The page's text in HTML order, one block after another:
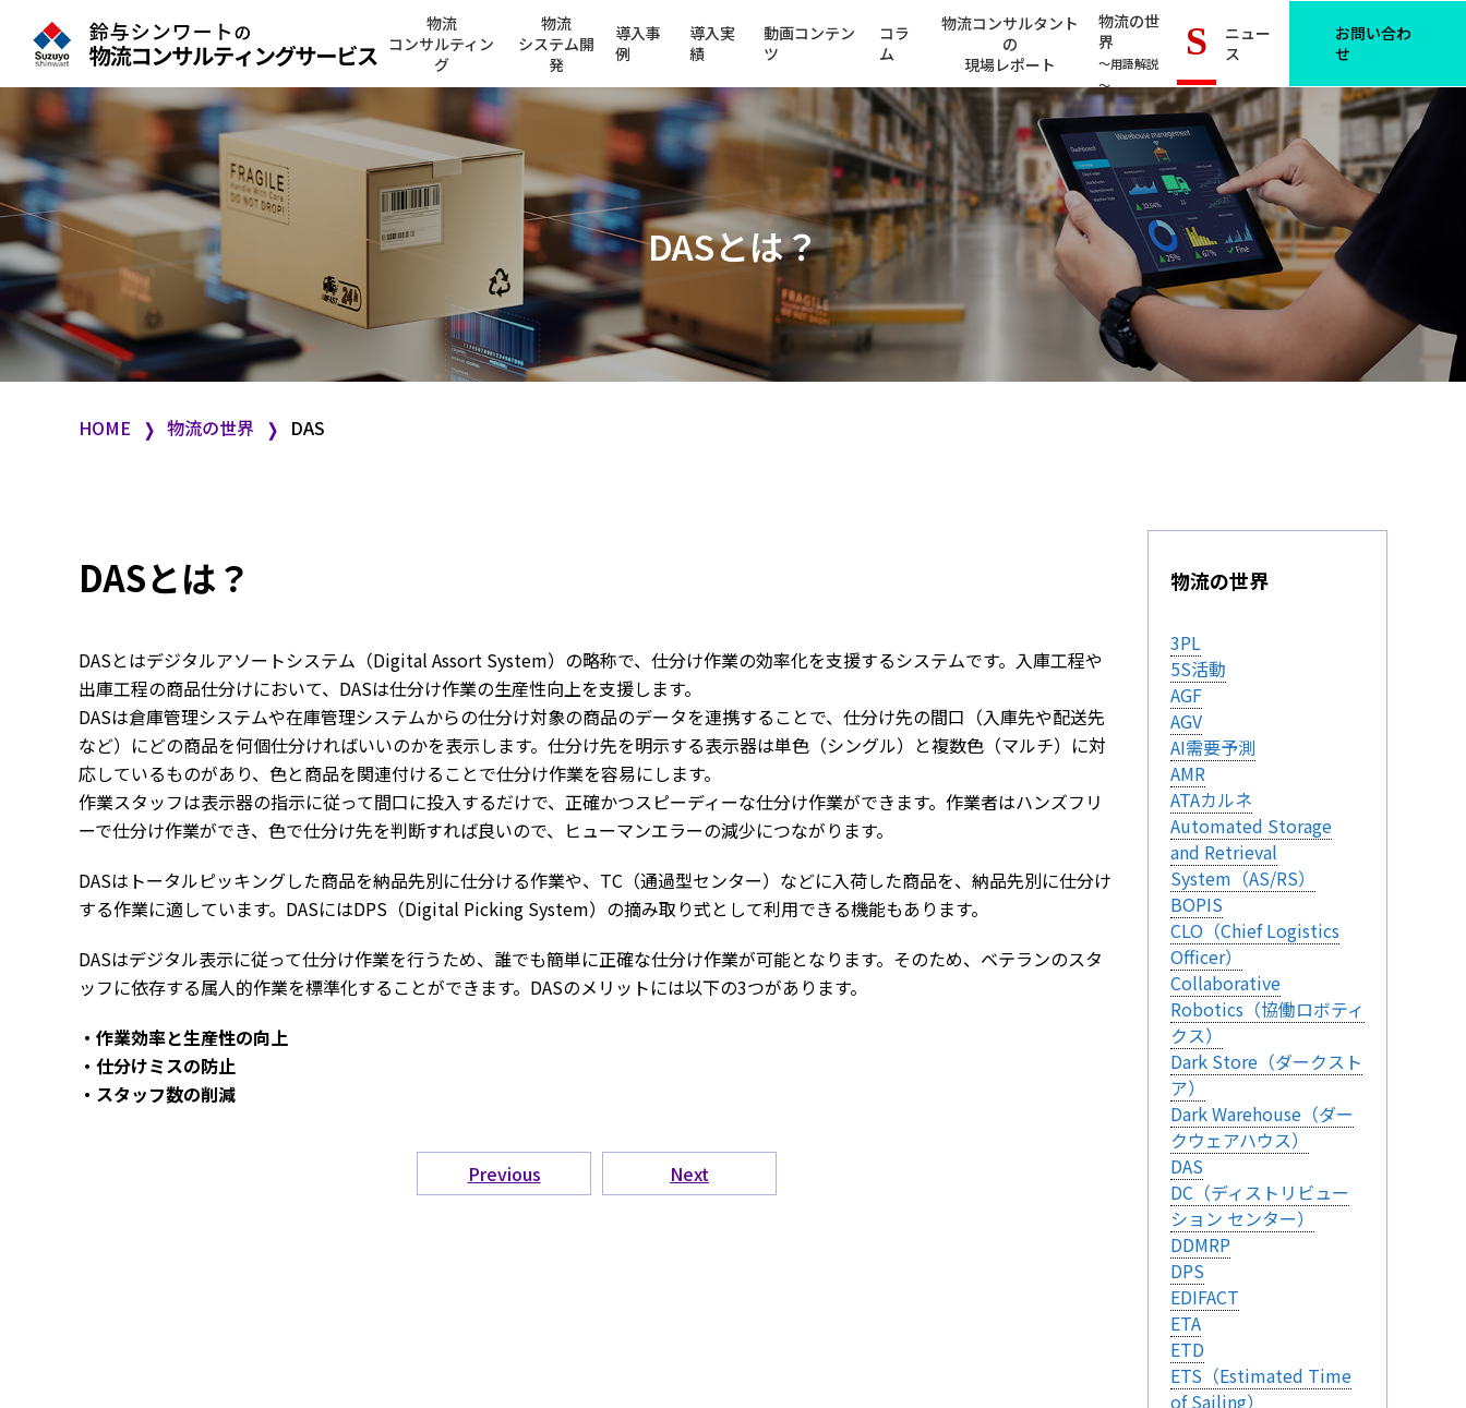
物流
コンサルティン
グ
物流
システム開
発
導入事
例
導入実
績
動画コンテン
ツ
コラ
ム
物流コンサルタント
の
現場レポート
物流の世
界
～用語解説
～
S
ニュー
ス
お問い合わ
せ
DASとは？
HOME ❭ 物流の世界 ❭ DAS
DASとは？
DASとはデジタルアソートシステム（Digital Assort System）の略称で、仕分け作業の効率化を支援するシステムです。入庫工程や
出庫工程の商品仕分けにおいて、DASは仕分け作業の生産性向上を支援します。
DASは倉庫管理システムや在庫管理システムからの仕分け対象の商品のデータを連携することで、仕分け先の間口（入庫先や配送先
など）にどの商品を何個仕分ければいいのかを表示します。仕分け先を明示する表示器は単色（シングル）と複数色（マルチ）に対
応しているものがあり、色と商品を関連付けることで仕分け作業を容易にします。
作業スタッフは表示器の指示に従って間口に投入するだけで、正確かつスピーディーな仕分け作業ができます。作業者はハンズフリ
ーで仕分け作業ができ、色で仕分け先を判断すれば良いので、ヒューマンエラーの減少につながります。
DASはトータルピッキングした商品を納品先別に仕分ける作業や、TC（通過型センター）などに入荷した商品を、納品先別に仕分け
する作業に適しています。DASにはDPS（Digital Picking System）の摘み取り式として利用できる機能もあります。
DASはデジタル表示に従って仕分け作業を行うため、誰でも簡単に正確な仕分け作業が可能となります。そのため、ベテランのスタ
ッフに依存する属人的作業を標準化することができます。DASのメリットには以下の3つがあります。
・作業効率と生産性の向上
・仕分けミスの防止
・スタッフ数の削減
Previous Next
物流の世界
3PL
5S活動
AGF
AGV
AI需要予測
AMR
ATAカルネ
Automated Storage
and Retrieval
System（AS/RS）
BOPIS
CLO（Chief Logistics
Officer）
Collaborative
Robotics（協働ロボティ
クス）
Dark Store（ダークスト
ア）
Dark Warehouse（ダー
クウェアハウス）
DAS
DC（ディストリビュー
ション センター）
DDMRP
DPS
EDIFACT
ETA
ETD
ETS（Estimated Time
of Sailing）